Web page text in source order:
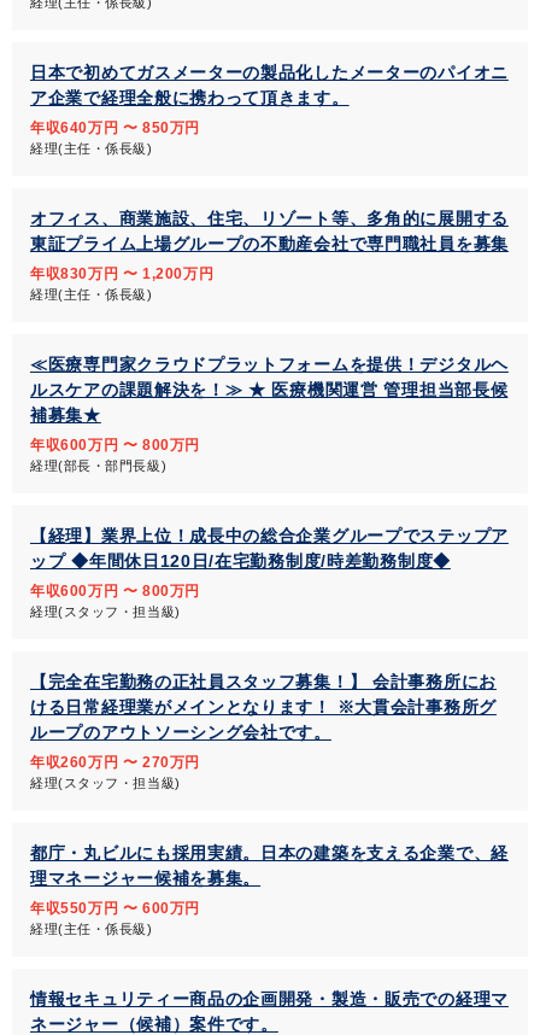
日本で初めてガスメーターの製品化したメーターのパイオニ
ア企業で経理全般に携わって頂きます。
年収640万円 〜 850万円
経理(主任・係長級)
オフィス、商業施設、住宅、リゾート等、多角的に展開する
東証プライム上場グループの不動産会社で専門職社員を募集
年収830万円 〜 1,200万円
経理(主任・係長級)
≪医療専門家クラウドプラットフォームを提供！デジタルヘ
ルスケアの課題解決を！≫ ★ 医療機関運営 管理担当部長候
補募集★
年収600万円 〜 800万円
経理(部長・部門長級)
【経理】業界上位！成長中の総合企業グループでステップア
ップ ◆年間休日120日/在宅勤務制度/時差勤務制度◆
年収600万円 〜 800万円
経理(スタッフ・担当級)
【完全在宅勤務の正社員スタッフ募集！】 会計事務所にお
ける日常経理業がメインとなります！ ※大貫会計事務所グ
ループのアウトソーシング会社です。
年収260万円 〜 270万円
経理(スタッフ・担当級)
都庁・丸ビルにも採用実績。日本の建築を支える企業で、経
理マネージャー候補を募集。
年収550万円 〜 600万円
経理(主任・係長級)
情報セキュリティー商品の企画開発・製造・販売での経理マ
ネージャー（候補）案件です。